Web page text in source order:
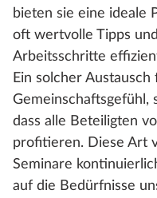
bieten sie eine ideale
oft wertvolle Tipps
Arbeitsschritte
Ein solcher
Gemeinschaftsgefühl,
dass alle Beteiligten
profitieren. Diese Art
Seminare
auf die Bedürfnisse